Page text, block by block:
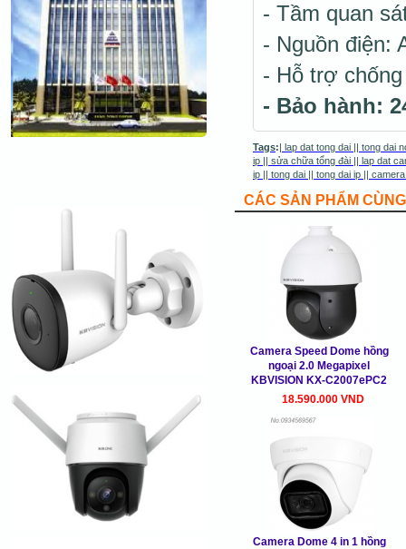
- Tầm quan
- Nguồn điện:
- Hỗ trợ
- Bảo hành:
Tags:| lap dat tong dai || tong dai
ip || sửa chữa tổng đài || lap dat
ip || tong dai || tong dai ip ||
CÁC SẢN PHẨM
Camera Speed Dome hồng
ngoại 2.0 Megapixel
KBVISION KX-C2007ePC2
18.590.000 VND
Camera Dome 4 in 1 hồng